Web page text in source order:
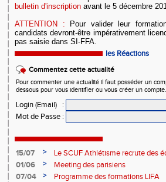
bulletin d'inscription avant le 5 décembre
ATTENTION :
Pour valider leur
candidats devront-être impérativement
pas saisie dans SI-FFA.
les Réactions
Commentez cette actualité
Pour commenter une actualité il faut posséder un
dessous pour vous identifier ou vous créer un compte.
Login (Email)
:
Mot de Passe :
15/07 >
Le SCUF Athlétisme recrute des
2026-2027 !
01/06 >
Meeting des parisiens
07/04
>
Programme des formations LIFA